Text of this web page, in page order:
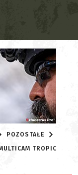
POZOSTAŁE
TROPIC